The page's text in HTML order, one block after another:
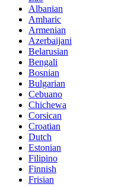
Albanian
Amharic
Armenian
Azerbaijani
Belarusian
Bengali
Bosnian
Bulgarian
Cebuano
Chichewa
Corsican
Croatian
Dutch
Estonian
Filipino
Finnish
Frisian